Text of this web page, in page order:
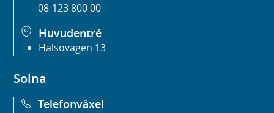
08-123 800 00
Huvudentré
Hälsovägen 13
Solna
Telefonväxel